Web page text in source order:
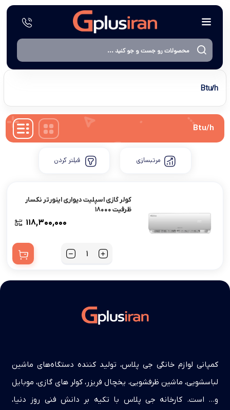
‌Btu/h
‌Btu/h
مرتبسازی فیلتر کردن
کولر گازی اسپلیت دیواری اینورتر نکسار
ظرفیت ۱۸۰۰۰
۱۱۸,۳۰۰,۰۰۰
کمپانی لوازم خانگی جی پلاس، تولید کننده دستگاه‌های ماشین
لباسشویی، ماشین ظرفشویی، یخچال فریزر، کولر های گازی، موبایل
و… است. کارخانه جی پلاس با تکیه بر دانش فنی روز دنیا،